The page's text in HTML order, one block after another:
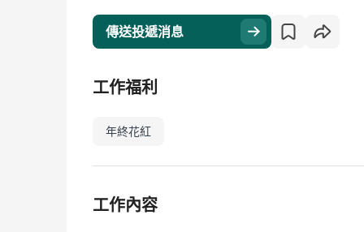
傳送投遞消息
工作福利
年終花紅
工作內容